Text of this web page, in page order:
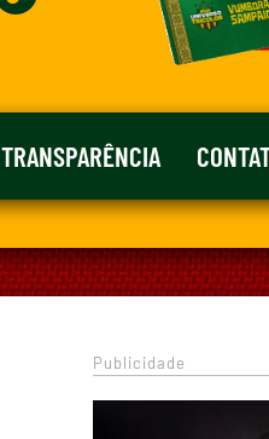
TRANSPARÊNCIA
Publicidade